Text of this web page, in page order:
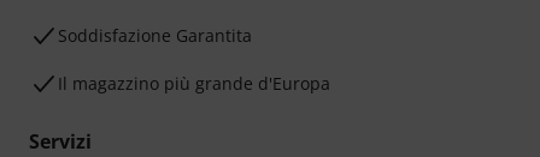
Soddisfazione Garantita
Il magazzino più grande d'Europa
Servizi